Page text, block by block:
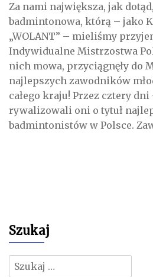
Za nami największa, jak
badmintonowa, którą – jako
„WOLANT” – mieliśmy
Indywidualne Mistrzostwa
nich mowa, przyciągnęły do
najlepszych zawodników
całego kraju! Przez cztery
rywalizowali oni o tytuł
badmintonistów w Polsce.
Szukaj
Szukaj: